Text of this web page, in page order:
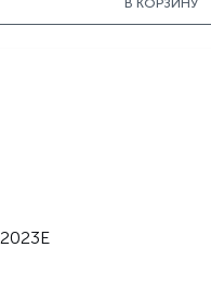
В КОРЗИНУ